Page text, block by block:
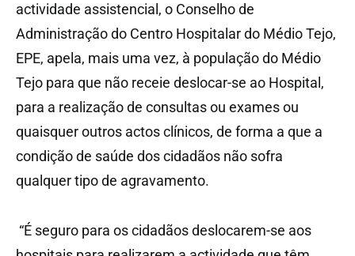
actividade assistencial, o Conselho de
Administração do Centro Hospitalar do Médio Tejo,
EPE, apela, mais uma vez, à população do Médio
Tejo para que não receie deslocar-se ao Hospital,
para a realização de consultas ou exames ou
quaisquer outros actos clínicos, de forma a que a
condição de saúde dos cidadãos não sofra
qualquer tipo de agravamento.
“É seguro para os cidadãos deslocarem-se aos